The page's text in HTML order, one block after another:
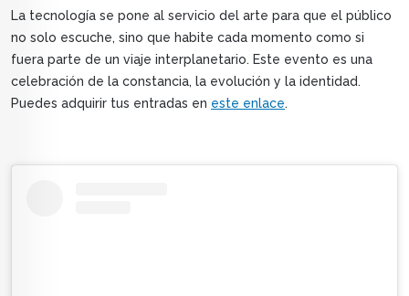
La tecnología se pone al servicio del arte para que el público
no solo escuche, sino que habite cada momento como si
fuera parte de un viaje interplanetario. Este evento es una
celebración de la constancia, la evolución y la identidad.
Puedes adquirir tus entradas en este enlace.